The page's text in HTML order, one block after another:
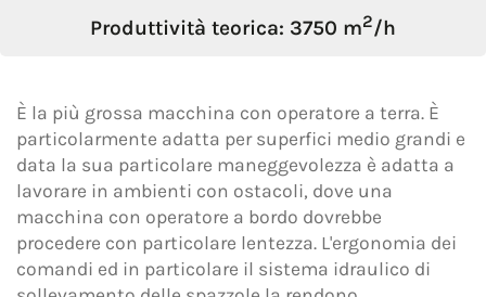
È la più grossa macchina con operatore a terra. È
particolarmente adatta per superfici medio grandi e
data la sua particolare maneggevolezza è adatta a
lavorare in ambienti con ostacoli, dove una
macchina con operatore a bordo dovrebbe
procedere con particolare lentezza. L'ergonomia dei
comandi ed in particolare il sistema idraulico di
Produttività teorica: 3750 m2/h